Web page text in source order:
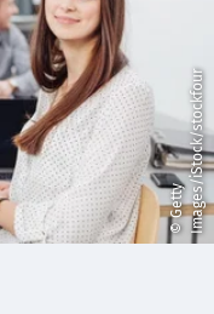
©
G
e
t
t
y
I
m
a
g
e
s
/
i
S
t
o
c
k
/
s
t
o
c
k
f
o
ur